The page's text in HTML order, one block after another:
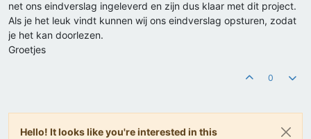
net ons eindverslag ingeleverd en zijn dus klaar met dit project.
Als je het leuk vindt kunnen wij ons eindverslag opsturen, zodat
je het kan doorlezen.
Groetjes
0
Hello! It looks like you're interested in this